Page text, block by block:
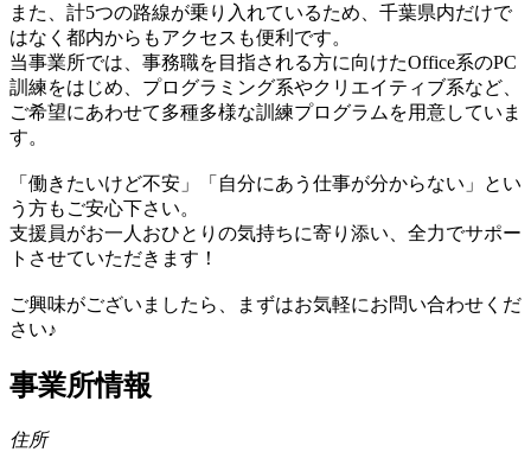
また、計5つの路線が乗り入れているため、千葉県内だけで
はなく都内からもアクセスも便利です。
当事業所では、事務職を目指される方に向けたOffice系のPC
訓練をはじめ、プログラミング系やクリエイティブ系など、
ご希望にあわせて多種多様な訓練プログラムを用意していま
す。
「働きたいけど不安」「自分にあう仕事が分からない」とい
う方もご安心下さい。
支援員がお一人おひとりの気持ちに寄り添い、全力でサポー
トさせていただきます！
ご興味がございましたら、まずはお気軽にお問い合わせくだ
さい♪
事業所情報
住所